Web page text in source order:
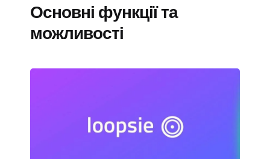
Основні функції та
можливості